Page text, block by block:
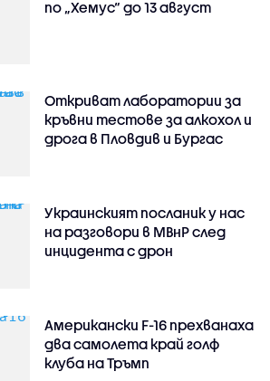
по „Хемус“ до 13 август
Откриват лаборатории за
кръвни тестове за алкохол и
дрога в Пловдив и Бургас
Украинският посланик у нас
на разговори в МВнР след
инцидента с дрон
Американски F-16 прехванаха
два самолета край голф
клуба на Тръмп